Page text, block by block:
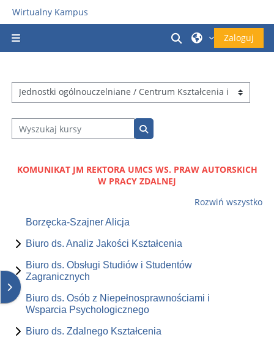
Przejdź do głównej zawartości
Wirtualny Kampus
Przełącznik
Zaloguj
Otwórz szufladę bloków
Kategorie kursów
Wyszukaj kursy
Wyszukaj kursy
KOMUNIKAT JM REKTORA UMCS WS. PRAW AUTORSKICH
W PRACY ZDALNEJ
Rozwiń wszystko
Borzęcka-Szajner Alicja
Biuro ds. Analiz Jakości Kształcenia
Biuro ds. Obsługi Studiów i Studentów
Zagranicznych
Biuro ds. Osób z Niepełnosprawnościami i
Wsparcia Psychologicznego
Biuro ds. Zdalnego Kształcenia